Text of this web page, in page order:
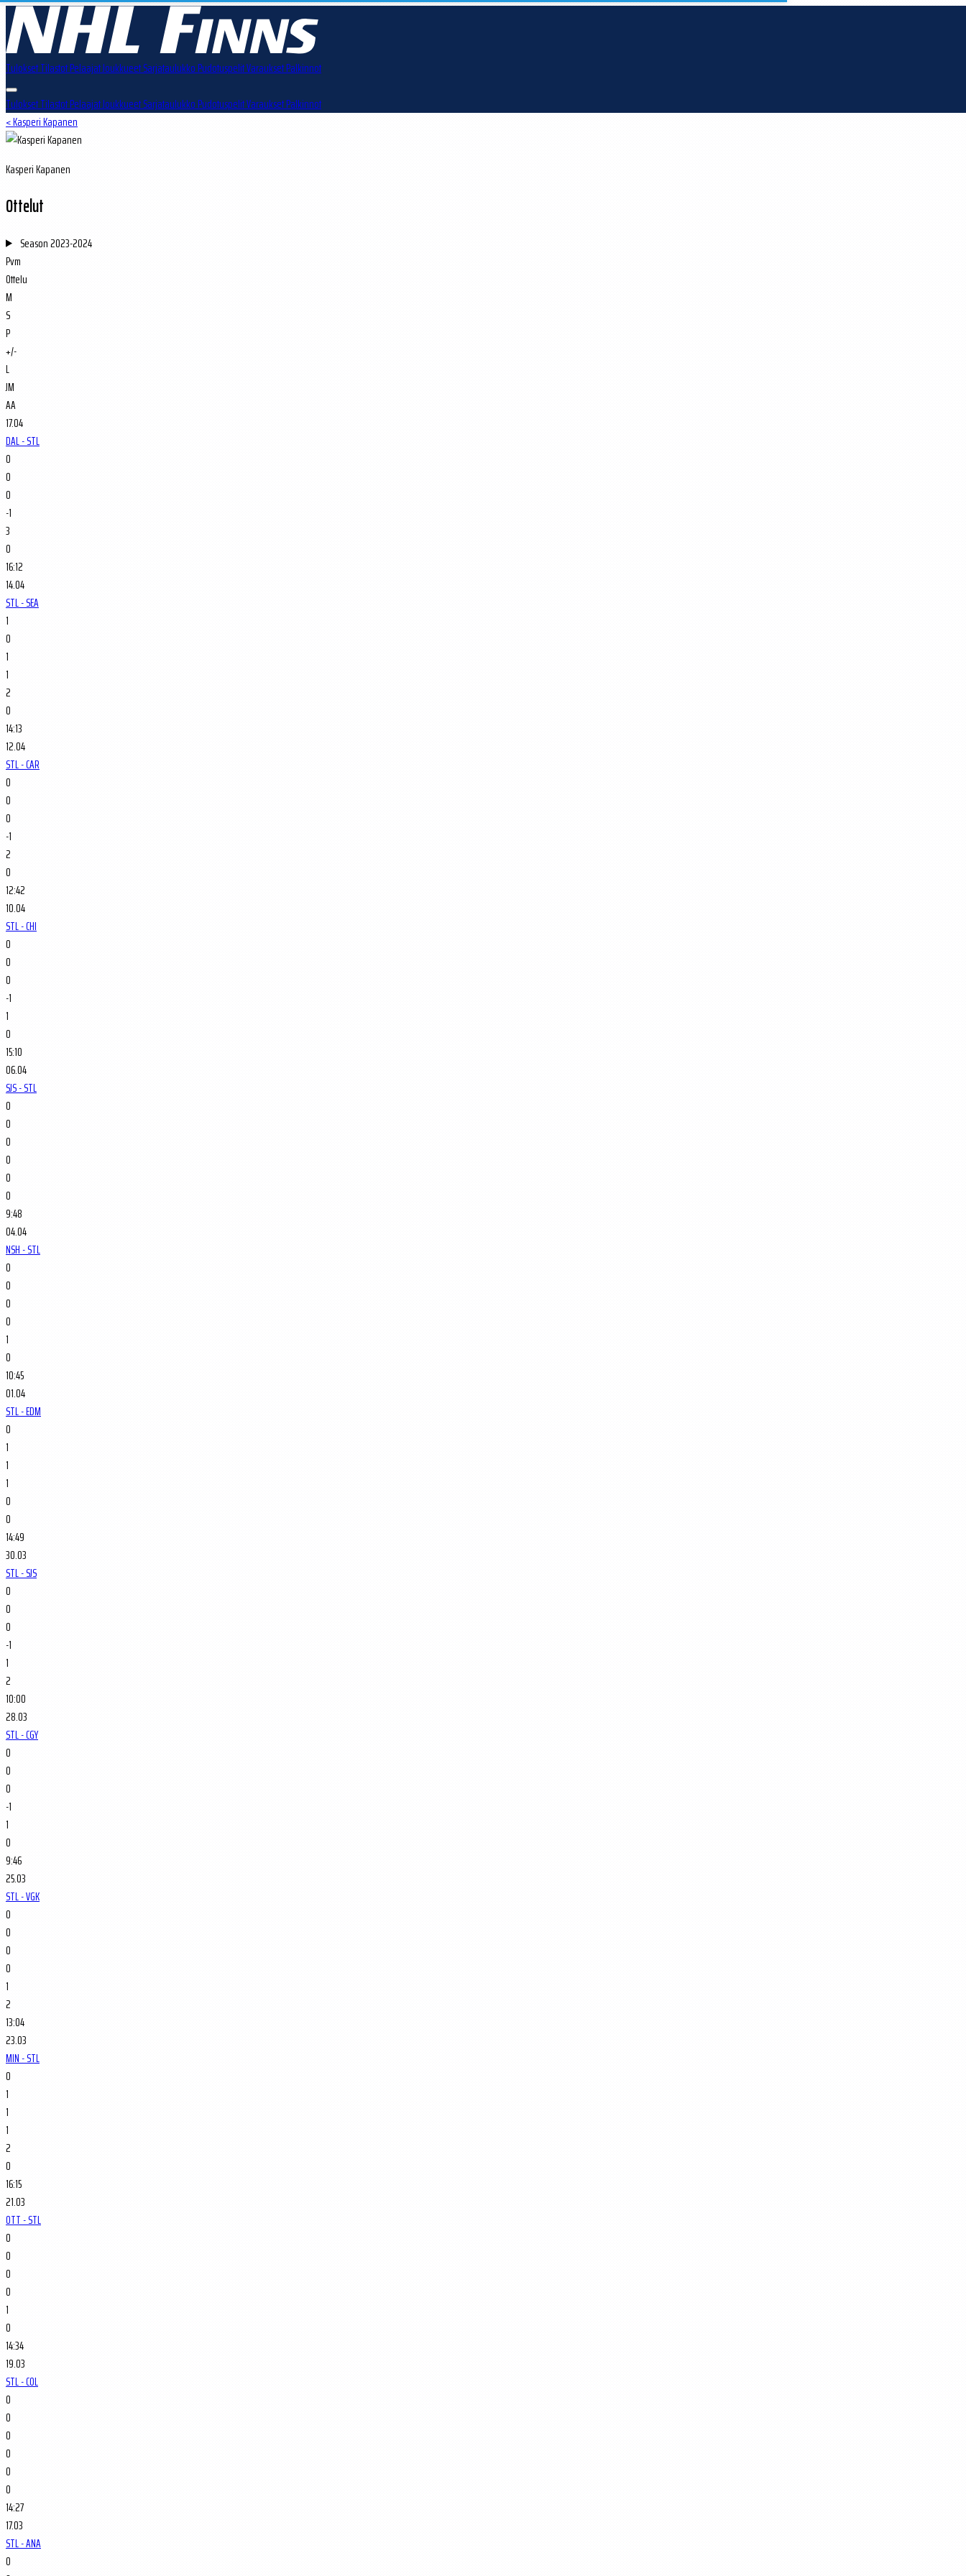
TuloksetTilastotPelaajatJoukkueetSarjataulukkoPudotuspelitVarauksetPalkinnot
TuloksetTilastotPelaajatJoukkueetSarjataulukkoPudotuspelitVarauksetPalkinnot
< Kasperi Kapanen
Kasperi Kapanen
Ottelut
Season2023-2024
Pvm
Ottelu
M
S
P
+/-
L
JM
AA
17.04
DAL - STL
0
0
0
-1
3
0
16:12
14.04
STL - SEA
1
0
1
1
2
0
14:13
12.04
STL - CAR
0
0
0
-1
2
0
12:42
10.04
STL - CHI
0
0
0
-1
1
0
15:10
06.04
SJS - STL
0
0
0
0
0
0
9:48
04.04
NSH - STL
0
0
0
0
1
0
10:45
01.04
STL - EDM
0
1
1
1
0
0
14:49
30.03
STL - SJS
0
0
0
-1
1
2
10:00
28.03
STL - CGY
0
0
0
-1
1
0
9:46
25.03
STL - VGK
0
0
0
0
1
2
13:04
23.03
MIN - STL
0
1
1
1
2
0
16:15
21.03
OTT - STL
0
0
0
0
1
0
14:34
19.03
STL - COL
0
0
0
0
0
0
14:27
17.03
STL - ANA
0